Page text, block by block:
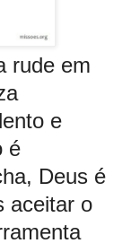
rude em
e
é
Deus é
aceitar o